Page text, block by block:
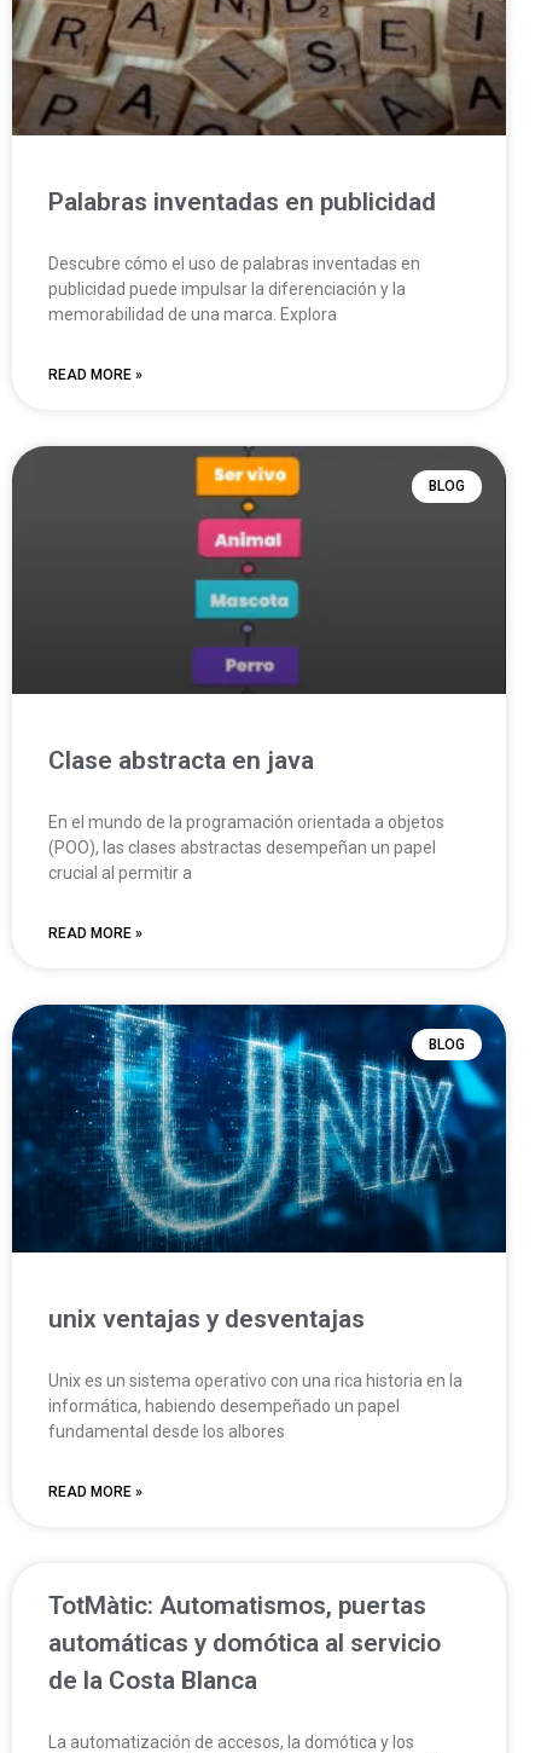
Palabras inventadas en publicidad
Descubre cómo el uso de palabras inventadas en
publicidad puede impulsar la diferenciación y la
memorabilidad de una marca. Explora
READ MORE »
BLOG
Clase abstracta en java
En el mundo de la programación orientada a objetos
(POO), las clases abstractas desempeñan un papel
crucial al permitir a
READ MORE »
BLOG
unix ventajas y desventajas
Unix es un sistema operativo con una rica historia en la
informática, habiendo desempeñado un papel
fundamental desde los albores
READ MORE »
TotMàtic: Automatismos, puertas
automáticas y domótica al servicio
de la Costa Blanca
La automatización de accesos, la domótica y los